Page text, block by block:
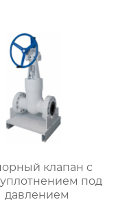
клапан с
под
давлением